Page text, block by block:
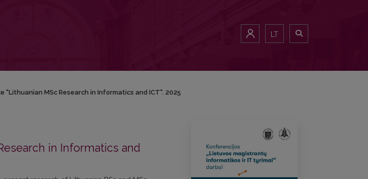
LT
"Lithuanian MSc Research in Informatics and ICT". 2025
in Informatics and